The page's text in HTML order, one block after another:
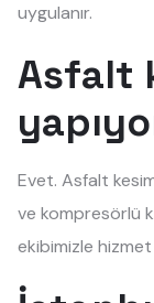
uygulanır.
Asfalt
Evet. Asfalt kesim
ve kompresörlü
ekibimizle